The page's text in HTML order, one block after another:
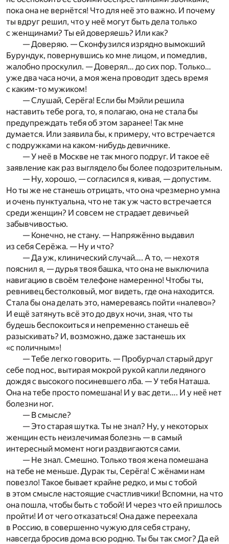
пока она не вернётся! Что для неё это важно. И почему
ты вдруг решил, что у неё могут быть дела только
с женщинами? Ты ей доверяешь? Или как?
— Доверяю. — Сконфузился изрядно вымокший
Бурундук, повернувшись ко мне лицом, и помедлив,
жалобно проскулил. — Доверял… до сих пор. Только…
уже два часа ночи, а моя жена проводит здесь время
с каким-то мужиком!
— Слушай, Серёга! Если бы Мэйли решила
наставить тебе рога, то, я полагаю, она не стала бы
предупреждать тебя об этом заранее! Так мне
думается. Или заявила бы, к примеру, что встречается
с подружками на каком-нибудь девичнике.
— У неё в Москве не так много подруг. И такое её
заявление как раз выглядело бы более подозрительным.
— Ну, хорошо, — согласился я, кивая, — допустим.
Но ты же не станешь отрицать, что она чрезмерно умна
и очень пунктуальна, что не так уж часто встречается
среди женщин? И совсем не страдает девичьей
забывчивостью.
— Конечно, не стану. — Напряжённо выдавил
из себя Серёжа. — Ну и что?
— Да уж, клинический случай…. А то, — нехотя
пояснил я, — дурья твоя башка, что она не выключила
навигацию в своём телефоне намеренно! Чтобы ты,
ревнивец бестолковый, мог видеть, где она находится.
Стала бы она делать это, намереваясь пойти «налево»?
И ещё затянуть всё это до двух ночи, зная, что ты
будешь беспокоиться и непременно станешь её
разыскивать? И, возможно, даже застанешь их
«с поличным»!
— Тебе легко говорить. — Пробурчал старый друг
себе под нос, вытирая мокрой рукой капли ледяного
дождя с высокого посиневшего лба. — У тебя Наташа.
Она на тебе просто помешана! И у вас дети…. И у неё нет
болезни ног.
— В смысле?
— Это старая шутка. Ты не знал? Ну, у некоторых
женщин есть неизлечимая болезнь — в самый
интересный момент ноги раздвигаются сами.
— Не знал. Смешно. Только твоя жена помешана
на тебе не меньше. Дурак ты, Серёга! С жёнами нам
повезло! Такое бывает крайне редко, и мы с тобой
в этом смысле настоящие счастливчики! Вспомни, на что
она пошла, чтобы быть с тобой! И через что ей пришлось
пройти! И от чего отказаться! Она даже переехала
в Россию, в совершенно чужую для себя страну,
навсегда бросив дома всю родню. Ты бы так смог? Да ей